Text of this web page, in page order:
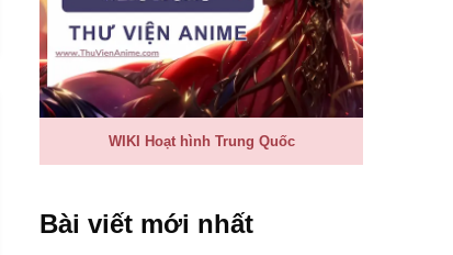
tay phải giữ tơ hồng
的情缘
díqíng yuán
tình duyên như ước nguyện
ā ā ā
WIKI Hoạt hình Trung Quốc
Bài viết mới nhất